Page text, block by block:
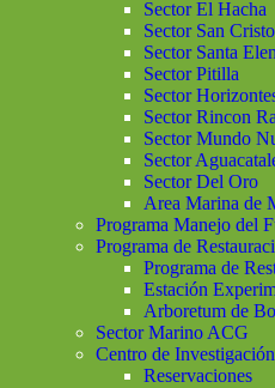
Sector El Hacha
Sector San
Sector Santa
Sector Pitilla
Sector
Sector Rincon
Sector Mundo
Sector
Sector Del Oro
Area Marina de
Programa Manejo del
Programa de
Programa de
Estación
Arboretum de
Sector Marino ACG
Centro de
Reservaciones